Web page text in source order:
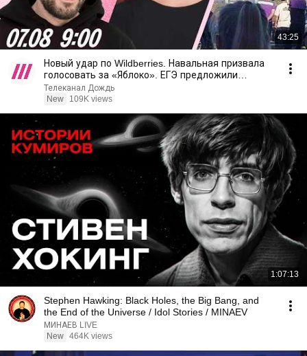
43:25
Новый удар по Wildberries. Навальная призвала
голосовать за «Яблоко». ЕГЭ предложили
отменить
Телеканал Дождь
New
109K views
1:07:13
Stephen Hawking: Black Holes, the Big Bang, and
the End of the Universe / Idol Stories / MINAEV
МИНАЕВ LIVE
New 464K views